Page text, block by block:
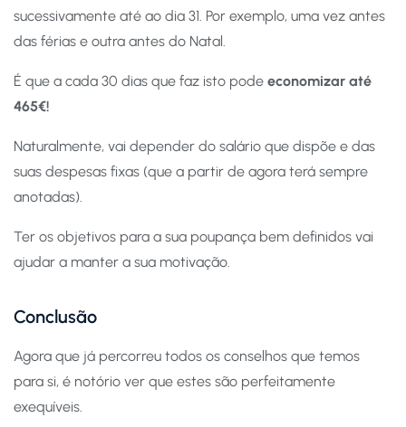
sucessivamente até ao dia 31. Por exemplo, uma vez antes
das férias e outra antes do Natal.
É que a cada 30 dias que faz isto pode economizar até
465€!
Naturalmente, vai depender do salário que dispõe e das
suas despesas fixas (que a partir de agora terá sempre
anotadas).
Ter os objetivos para a sua poupança bem definidos vai
ajudar a manter a sua motivação.
Conclusão
Agora que já percorreu todos os conselhos que temos
para si, é notório ver que estes são perfeitamente
exequíveis.